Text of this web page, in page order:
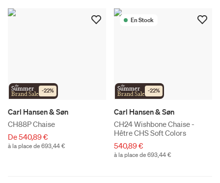
the
Summer
Brand Sale -22%
Carl Hansen & Søn
CH88P Chaise
De 540,89 €
à la place de 693,44 €
En Stock
the
Summer
Brand Sale -22%
Carl Hansen & Søn
CH24 Wishbone Chaise -
Hêtre CHS Soft Colors
540,89 €
à la place de 693,44 €